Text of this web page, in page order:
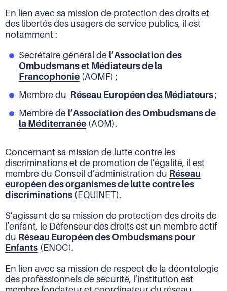
En lien avec sa mission de protection des droits et
des libertés des usagers de service publics, il est
notamment :
Secrétaire général de l’Association des
Ombudsmans et Médiateurs de la
Francophonie (AOMF) ;
Membre du
Réseau Européen des Médiateurs;
Membre de l’Association des Ombudsmans de
la Méditerranée (AOM).
Concernant sa mission de lutte contre les
discriminations et de promotion de l’égalité, il est
membre du Conseil d’administration du Réseau
européen des organismes de lutte contre les
discriminations (EQUINET).
S’agissant de sa mission de protection des droits de
l’enfant, le Défenseur des droits est un membre actif
du Réseau Européen des Ombudsmans pour
Enfants (ENOC).
En lien avec sa mission de respect de la déontologie
des professionnels de sécurité, l’institution est